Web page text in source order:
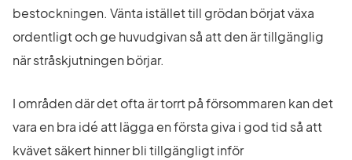
bestockningen. Vänta istället till grödan börjat växa
ordentligt och ge huvudgivan så att den är tillgänglig
när stråskjutningen börjar.
I områden där det ofta är torrt på försommaren kan det
vara en bra idé att lägga en första giva i god tid så att
kvävet säkert hinner bli tillgängligt inför